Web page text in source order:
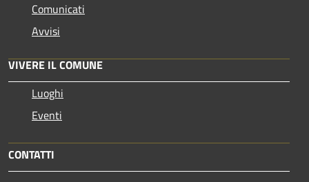
Comunicati
Avvisi
VIVERE IL COMUNE
Luoghi
Eventi
CONTATTI